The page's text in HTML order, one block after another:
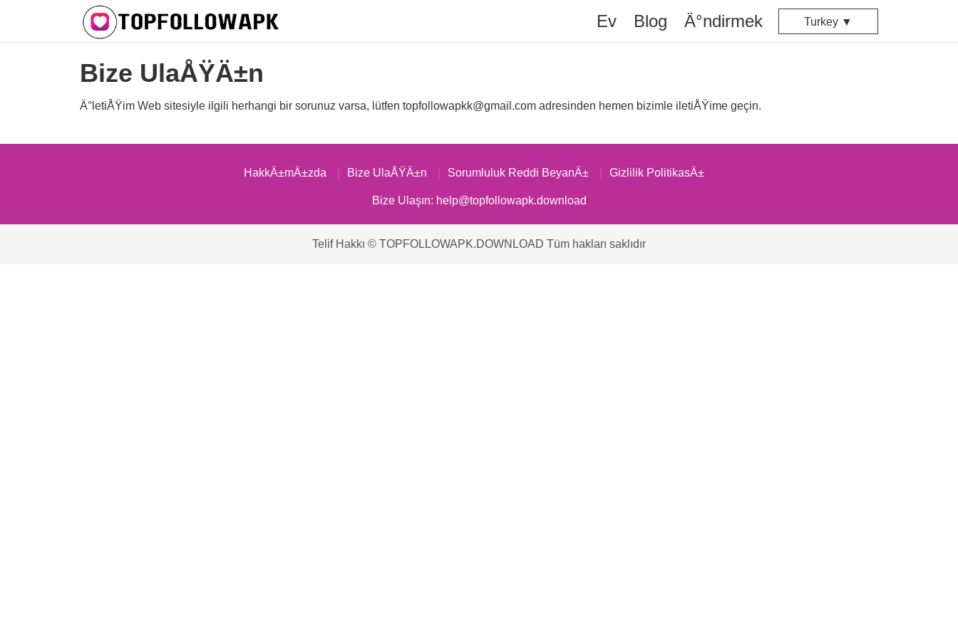
Ev Blog Ä°ndirmek Turkey ▼
Bize UlaÅŸÄ±n
Ä°letiÅŸim Web sitesiyle ilgili herhangi bir sorunuz varsa, lütfen topfollowapkk@gmail.com adresinden hemen bizimle iletiÅŸime geçin.
HakkÄ±mÄ±zda Bize UlaÅŸÄ±n Sorumluluk Reddi BeyanÄ± Gizlilik PolitikasÄ±
Bize Ulaşın: help@topfollowapk.download
Telif Hakkı © TOPFOLLOWAPK.DOWNLOAD Tüm hakları saklıdır